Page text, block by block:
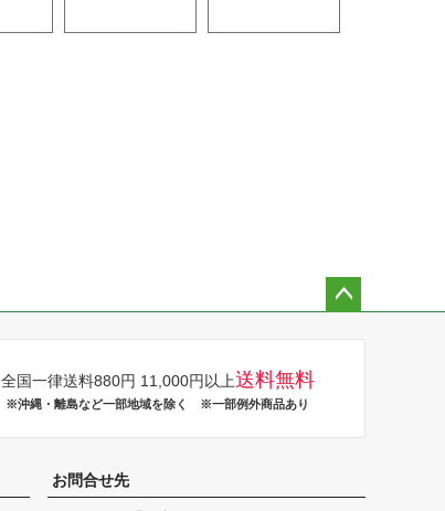
全国一律送料880円 11,000円以上送料無料
※沖縄・離島など一部地域を除く ※一部例外商品あり
お問合せ先